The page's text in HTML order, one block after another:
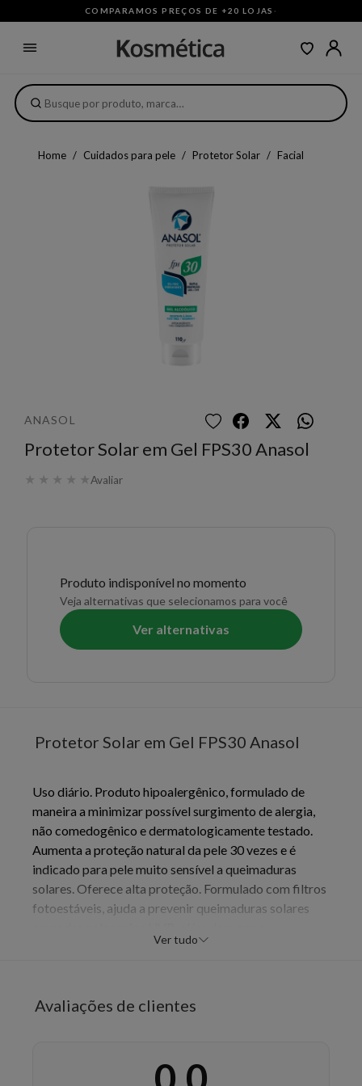
COMPARAMOS PREÇOS DE +20 LOJAS ·
Home Cuidados para pele Protetor Solar Facial
ANASOL
Protetor Solar em Gel FPS30 Anasol
★ ★ ★ ★ ★Avaliar
Produto indisponível no momento
Veja alternativas que selecionamos para você
Ver alternativas
Protetor Solar em Gel FPS30 Anasol
Uso diário. Produto hipoalergênico, formulado de
maneira a minimizar possível surgimento de alergia,
não comedogênico e dermatologicamente testado.
Aumenta a proteção natural da pele 30 vezes e é
indicado para pele muito sensível a queimaduras
solares. Oferece alta proteção. Formulado com filtros
fotoestáveis, ajuda a prevenir queimaduras solares
envelhecimento precoce da pele causado pelos raios
e refrescante do gel, enriquecida com Aloe Vera e
Benefícios:• FPS 30 - Dupla proteção
UVA/UVB. • Contém Vitamina E com ação
Ver tudo
Avaliações de clientes